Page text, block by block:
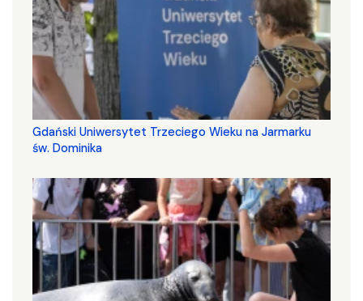
Gdański Uniwersytet Trzeciego Wieku na Jarmarku
św. Dominika